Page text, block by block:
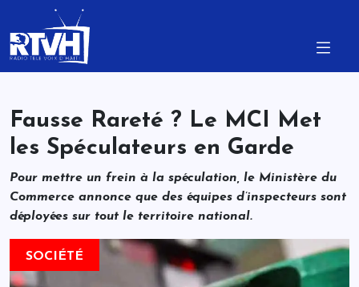
Fausse Rareté ? Le MCI Met
les Spéculateurs en Garde
Pour mettre un frein à la spéculation, le Ministère du
Commerce annonce que des équipes d’inspecteurs sont
déployées sur tout le territoire national.
SOCIÉTÉ